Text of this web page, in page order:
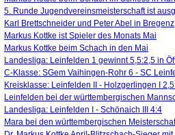
5. Runde Jugendvereinsmeisterschaft ist
Karl Brettschneider und Peter Abel in Bregenz
Markus Kottke ist Spieler des Monats Mai
Markus Kottke beim Schach in den Mai
Landesliga: Leinfelden 1 gewinnt 5,5:2,5 in
C-Klasse: SGem Vaihingen-Rohr 6 - SC
Kreisklasse: Leinfelden II - Holzgerlingen I
Leinfelden bei der württembergischen
Landesliga: Leinfelden I - Schönaich III 4:4
Mara bei den württembergischen